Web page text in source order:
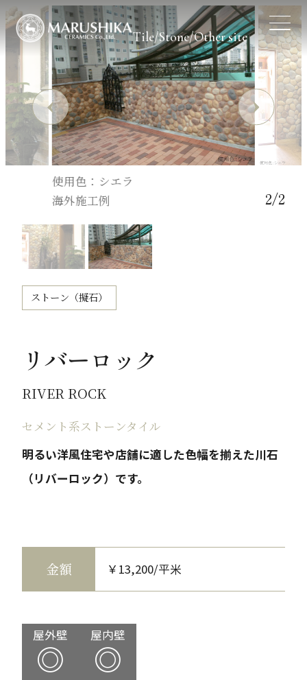
Tile/Stone/Other site
企業サイトはこちら
屋根材サイトはこちら
使用色：シエラ
海外施工例
2/2
ストーン（擬石）
リバーロック
RIVER ROCK
セメント系ストーンタイル
明るい洋風住宅や店舗に適した色幅を揃えた川石
（リバーロック）です。
金額 ￥13,200/平米
屋外壁
◎
屋内壁
◎